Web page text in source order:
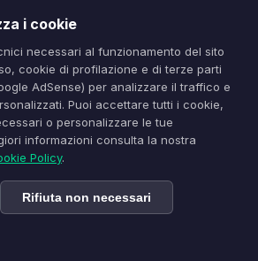
i cookie
necessari al funzionamento del sito
cookie di profilazione e di terze parti
AdSense) per analizzare il traffico e
Puoi accettare tutti i cookie,
o personalizzare le tue
informazioni consulta la nostra
Policy.
Rifiuta non necessari
su questo sito sono di proprietà dei
dell'art. 70 L. 633/1941. Contatti:
info@spazioitech.it
iTech — Seven Trade SRLS — P.IVA:
04077740985